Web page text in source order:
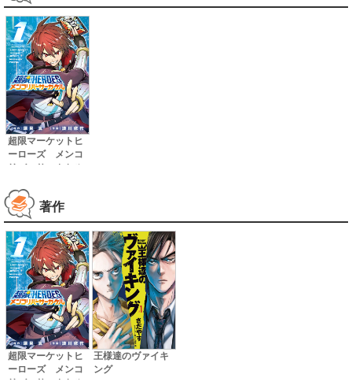
超限マーケットヒ
ーローズ メンコ
リバーサーカケル
著作
超限マーケットヒ
ーローズ メンコ
リバーサーカケル
王様達のヴァイキ
ング